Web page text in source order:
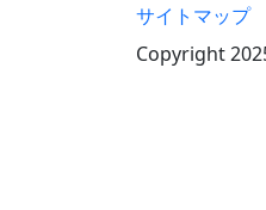
サイトマップ
Copyright